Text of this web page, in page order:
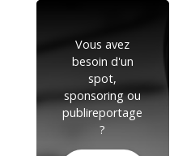
Vous avez
besoin d'un
spot,
sponsoring ou
publireportage
?